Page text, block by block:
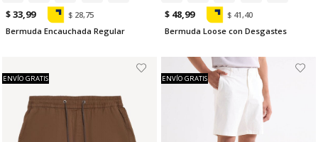
$ 33,99
$ 28,75
Bermuda Encauchada Regular
$ 48,99
$ 41,40
Bermuda Loose con Desgastes
ENVÍO GRATIS ENVÍO GRATIS